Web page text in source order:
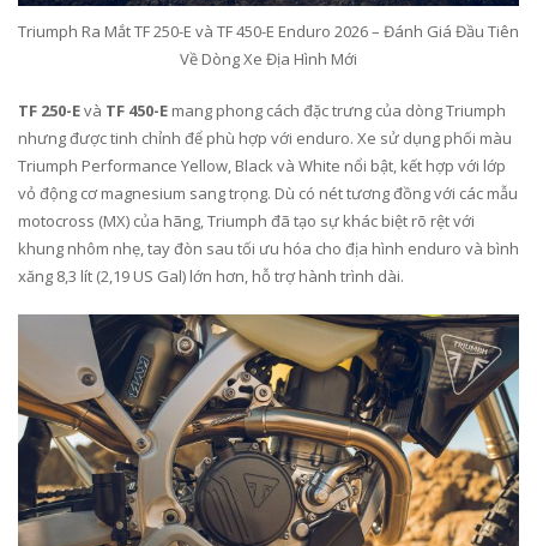
Triumph Ra Mắt TF 250-E và TF 450-E Enduro 2026 – Đánh Giá Đầu Tiên
Về Dòng Xe Địa Hình Mới
TF 250-Evà TF 450-E mang phong cách đặc trưng của dòng Triumph
nhưng được tinh chỉnh để phù hợp với enduro. Xe sử dụng phối màu
Triumph Performance Yellow, Black và White nổi bật, kết hợp với lớp
vỏ động cơ magnesium sang trọng. Dù có nét tương đồng với các mẫu
motocross (MX) của hãng, Triumph đã tạo sự khác biệt rõ rệt với
khung nhôm nhẹ, tay đòn sau tối ưu hóa cho địa hình enduro và bình
xăng 8,3 lít (2,19 US Gal) lớn hơn, hỗ trợ hành trình dài.